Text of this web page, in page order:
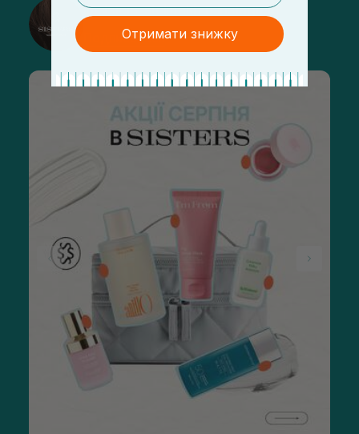
@sisters_stelmakh в Instagram
Подписаться
Отримати знижку